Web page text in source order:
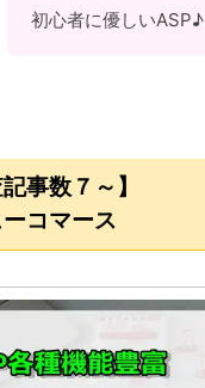
初心者に優しいASP♪
記事数７～】
コマース